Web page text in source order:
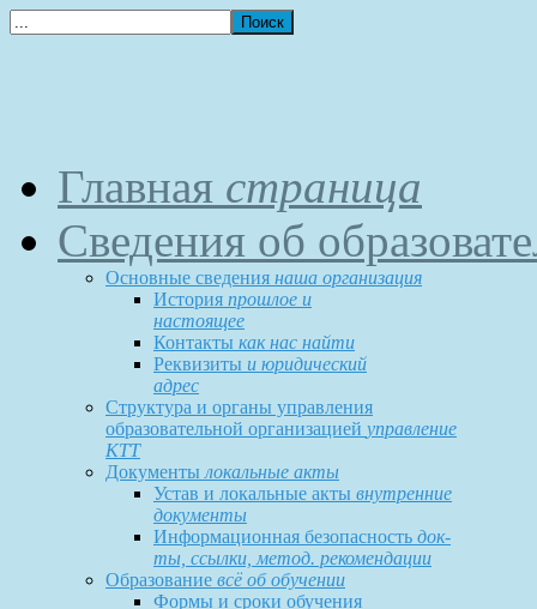
Главная страница
Сведения об
Основные сведения наша организация
История прошлое и
настоящее
Контакты как нас найти
Реквизиты и юридический
адрес
Структура и органы управления
образовательной организацией управление
КТТ
Документы локальные акты
Устав и локальные акты внутренние
документы
Информационная безопасность док-
ты, ссылки, метод. рекомендации
Образование всё об обучении
Формы и сроки обучения